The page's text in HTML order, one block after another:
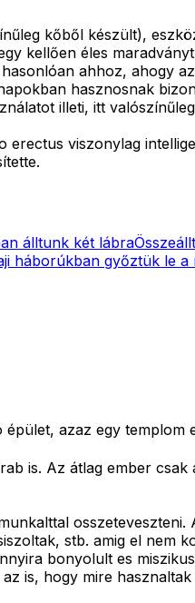
kőből készült),
kellően éles
ahhoz, ahogy
hasznosnak
illeti, itt
viszonylag
álltunk két lábra
háborúkban győztük le a
azaz egy
is. Az átlag ember
stb. amig el nem
bonyolult es
is, hogy mire hasznaltak